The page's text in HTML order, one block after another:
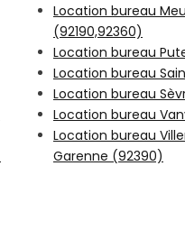
Location bureau
(92190,92360)
Location bureau
Location bureau
Location bureau
Location bureau
Location bureau
Garenne (92390)